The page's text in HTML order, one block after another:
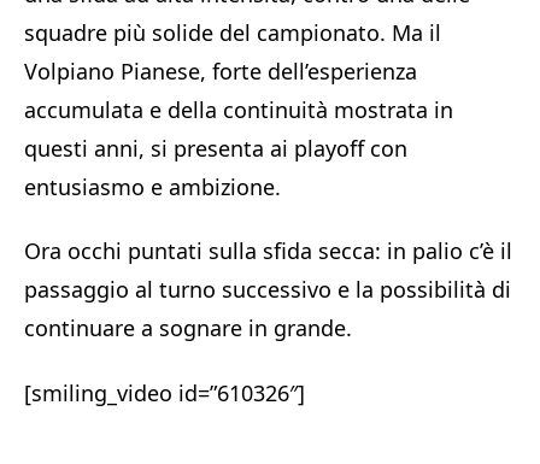
squadre più solide del campionato. Ma il
Volpiano Pianese, forte dell’esperienza
accumulata e della continuità mostrata in
questi anni, si presenta ai playoff con
entusiasmo e ambizione.
Ora occhi puntati sulla sfida secca: in palio c’è il
passaggio al turno successivo e la possibilità di
continuare a sognare in grande.
[smiling_video id=”610326″]